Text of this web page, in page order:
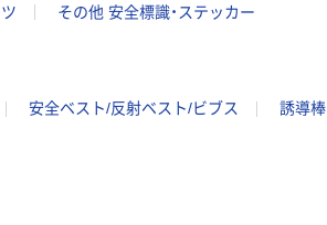
その他 安全標識・ステッカー
安全ベスト/反射ベスト/ビブス 誘導棒